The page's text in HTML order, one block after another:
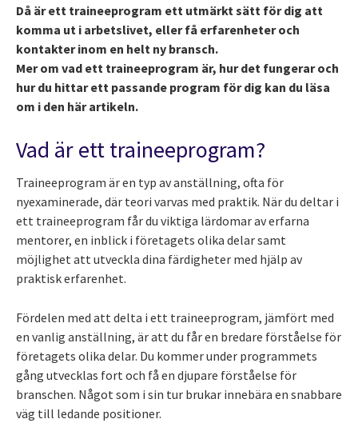
Då är ett traineeprogram ett utmärkt sätt för dig att
komma ut i arbetslivet, eller få erfarenheter och
kontakter inom en helt ny bransch.
Mer om vad ett traineeprogram är, hur det fungerar och
hur du hittar ett passande program för dig kan du läsa
om i den här artikeln.
Vad är ett traineeprogram?
Traineeprogram är en typ av anställning, ofta för
nyexaminerade, där teori varvas med praktik. När du deltar i
ett traineeprogram får du viktiga lärdomar av erfarna
mentorer, en inblick i företagets olika delar samt
möjlighet att utveckla dina färdigheter med hjälp av
praktisk erfarenhet.
Fördelen med att delta i ett traineeprogram, jämfört med
en vanlig anställning, är att du får en bredare förståelse för
företagets olika delar. Du kommer under programmets
gång utvecklas fort och få en djupare förståelse för
branschen. Något som i sin tur brukar innebära en snabbare
väg till ledande positioner.